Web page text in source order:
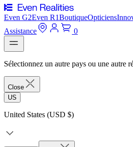
Even G2Even R1BoutiqueOpticiens
Assistance
0
Sélectionnez un autre pays ou une autre
Close
US
United States (USD $)